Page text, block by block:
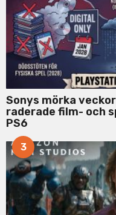
Sonys mörka
raderade film- och
PS6
3